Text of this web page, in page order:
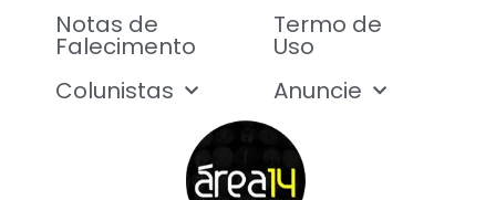
Notas de
Falecimento
Colunistas
Termo de
Uso
Anuncie